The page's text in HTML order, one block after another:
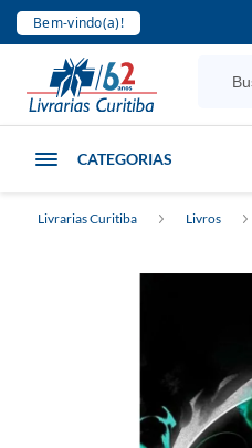
Bem-vindo(a)!
CATEGORIAS
Livrarias Curitiba Livros